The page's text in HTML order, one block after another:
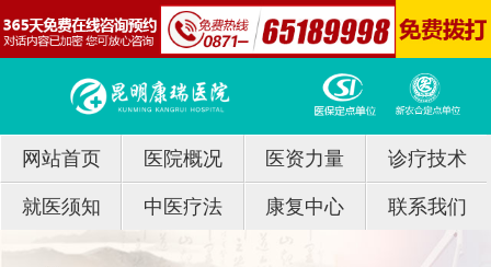
网站首页 医院概况 医资力量 诊疗技术
就医须知 中医疗法 康复中心 联系我们